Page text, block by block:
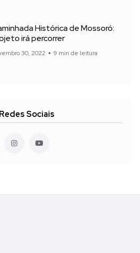
Histórica de Mossoró:
irá percorrer
30, 2022 9 min de leitura
Redes Sociais